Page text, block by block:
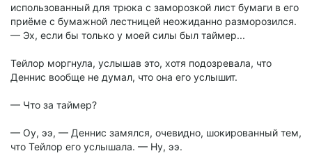
использованный для трюка с заморозкой лист бумаги в его
приёме с бумажной лестницей неожиданно разморозился.
— Эх, если бы только у моей силы был таймер...
Тейлор моргнула, услышав это, хотя подозревала, что
Деннис вообще не думал, что она его услышит.
— Что за таймер?
— Оу, ээ, — Деннис замялся, очевидно, шокированный тем,
что Тейлор его услышала. — Ну, ээ.